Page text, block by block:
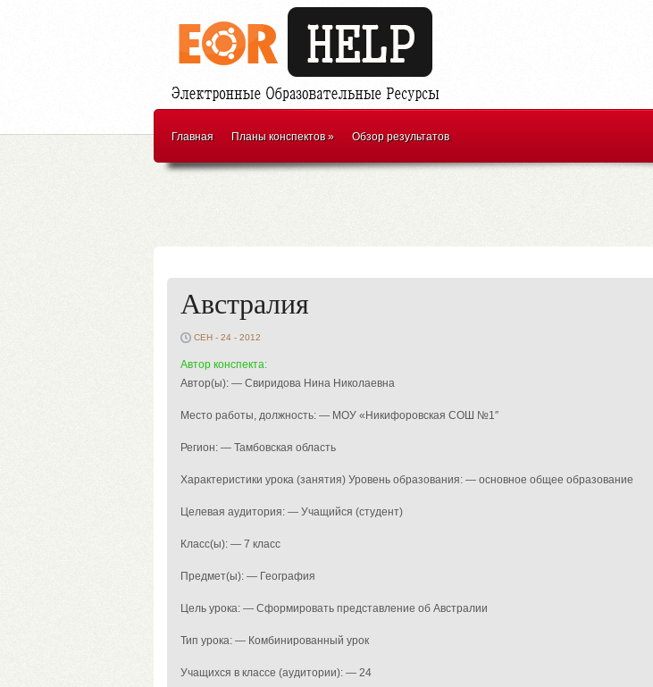
Главная Планы конспектов» Обзор результатов
Австралия
СЕН - 24 - 2012
Автор конспекта:
Автор(ы): — Свиридова Нина Николаевна
Место работы, должность: — МОУ «Никифоровская СОШ №1″
Регион: — Тамбовская область
Характеристики урока (занятия) Уровень образования: — основное общее образование
Целевая аудитория: — Учащийся (студент)
Класс(ы): — 7 класс
Предмет(ы): — География
Цель урока: — Сформировать представление об Австралии
Тип урока: — Комбинированный урок
Учащихся в классе (аудитории): — 24